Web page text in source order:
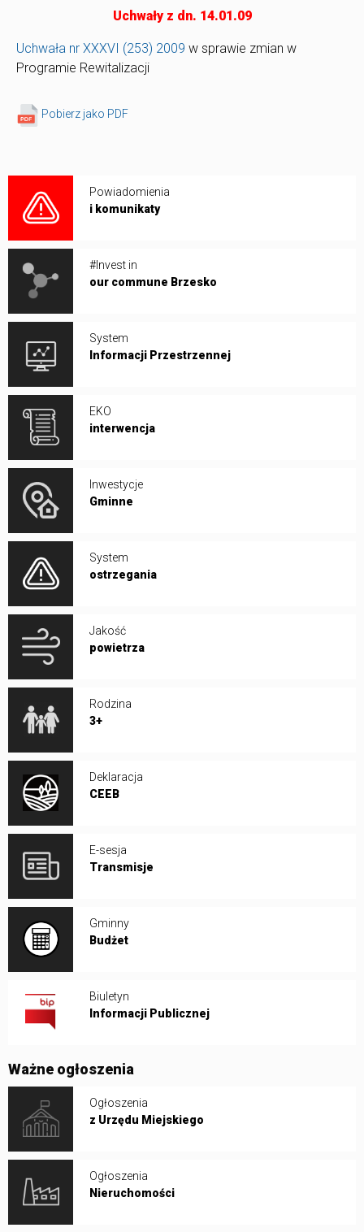
Uchwały z dn. 14.01.09
Uchwała nr XXXVI (253) 2009 w sprawie zmian w
Programie Rewitalizacji
Pobierz jako PDF
Powiadomienia
i komunikaty
#Invest in
our commune Brzesko
System
Informacji Przestrzennej
EKO
interwencja
Inwestycje
Gminne
System
ostrzegania
Jakość
powietrza
Rodzina
3+
Deklaracja
CEEB
E-sesja
Transmisje
Gminny
Budżet
Biuletyn
Informacji Publicznej
Ważne ogłoszenia
Ogłoszenia
z Urzędu Miejskiego
Ogłoszenia
Nieruchomości